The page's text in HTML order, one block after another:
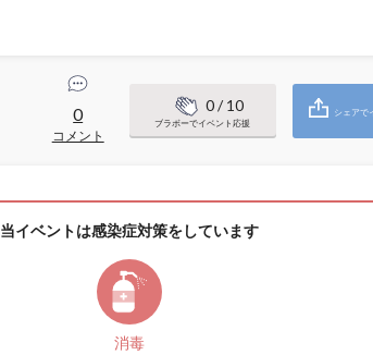
0
コメント
0/ 10
ブラボーでイベント応援
シェアで
当イベントは感染症対策をしています
消毒